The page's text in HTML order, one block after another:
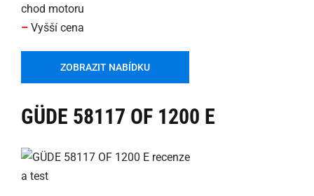
chod motoru
– Vyšší cena
ZOBRAZIT NABÍDKU
GÜDE 58117 OF 1200 E